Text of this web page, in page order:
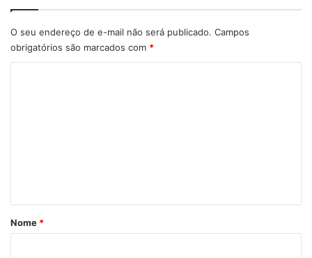
O seu endereço de e-mail não será publicado. Campos
obrigatórios são marcados com *
r
Nome *